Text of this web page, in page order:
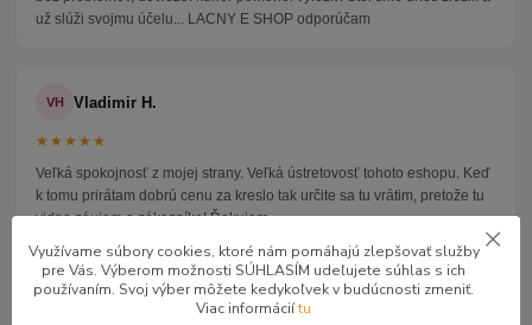
už slúži svojmu účelu... LACNY E SHOP odporúčam
VH Vladimir H.
★★★★★
Veľká spokojnosť z mojej strany. Veľká ústretovosť tohoto eshopu. Keď
k tomu prirátam dobrú cenu za kreslo tak určite sa tu vrátim, pretože tu
vidno záujem o zákazníka! Ďakujem.
Využívame súbory cookies, ktoré nám pomáhajú zlepšovať služby
pre Vás. Výberom možnosti SÚHLASÍM udeľujete súhlas s ich
používaním. Svoj výber môžete kedykoľvek v budúcnosti zmeniť.
Viac informáciítu